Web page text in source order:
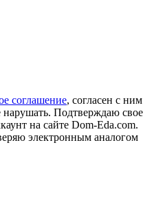
соглашение, согласен с ним
нарушать. Подтверждаю свое
на сайте Dom-Eda.com.
электронным аналогом